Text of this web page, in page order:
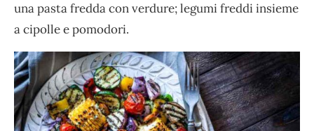
una pasta fredda con verdure; legumi freddi insieme
a cipolle e pomodori.